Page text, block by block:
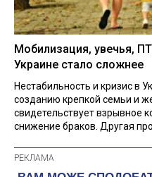
Мобилизация, увечья,
Украине стало сложнее
Нестабильность и кризис в
созданию крепкой семьи и
свидетельствует взрывное
снижение браков. Другая